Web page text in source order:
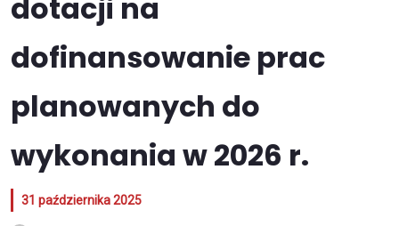
dotacji na
dofinansowanie prac
planowanych do
wykonania w 2026 r.
31 października 2025